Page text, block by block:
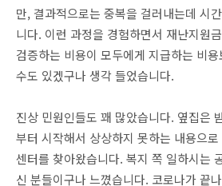
만, 결과적으로는 중복을 걸러내는데 시
니다. 이런 과정을 경험하면서 재난지원
검증하는 비용이 모두에게 지급하는 비
수도 있겠구나 생각 들었습니다.
진상 민원인들도 꽤 많았습니다. 옆집은
부터 시작해서 상상하지 못하는 내용으
센터를 찾아왔습니다. 복지 쪽 일하시는
신 분들이구나 느꼈습니다. 코로나가 끝